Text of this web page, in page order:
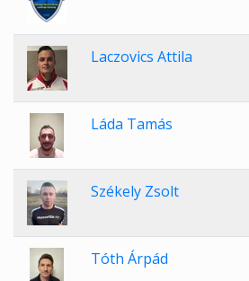
Laczovics Attila
Láda Tamás
Székely Zsolt
Tóth Árpád